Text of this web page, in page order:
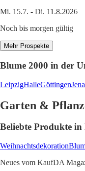
Mi. 15.7. - Di. 11.8.2026
Noch bis morgen gültig
Mehr Prospekte
Blume 2000 in der
LeipzigHalleGöttingenJena
Garten &
Beliebte Produkte
Weihnachtsdekoration
Neues vom KaufDA